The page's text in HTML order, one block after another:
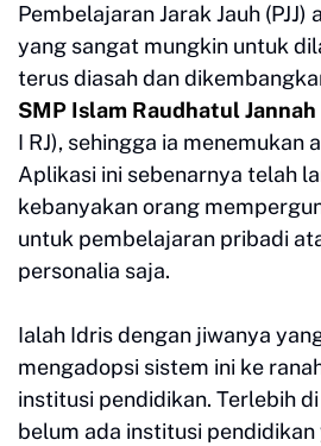
Pembelajaran Jarak Jauh (PJJ)
yang sangat mungkin untuk
terus diasah dan
SMP Islam Raudhatul
I RJ), sehingga ia menemukan
Aplikasi ini sebenarnya telah
kebanyakan orang
untuk pembelajaran pribadi
personalia saja.
Ialah Idris dengan jiwanya
mengadopsi sistem ini ke
institusi pendidikan. Terlebih di
belum ada institusi